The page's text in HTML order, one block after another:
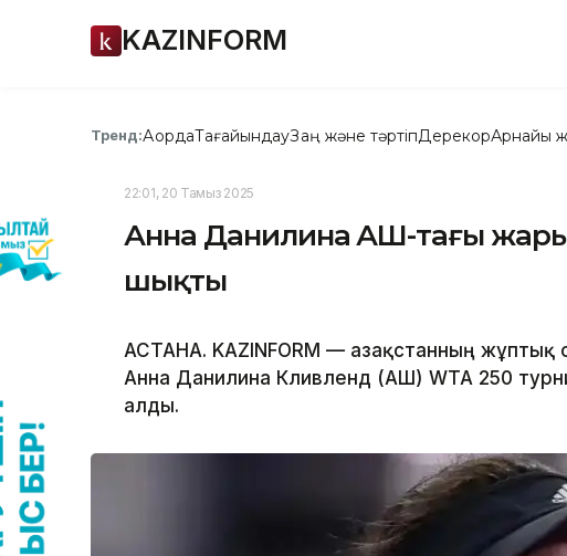
KAZINFORM
Тренд:АқордаТағайындауЗаң және тәртіпДерекқорАрнайы
22:01, 20 Тамыз 2025
Анна Данилина АҚШ-тағы
шықты
АСТАНА. KAZINFORM — Қазақстанның жұптық
Анна Данилина Кливленд (АҚШ) WTA 250
алды.